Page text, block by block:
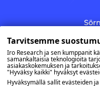
Tarvitsemme
Iro Research ja sen kumppanit
samankaltaisia teknologioita
asiakaskokemuksen ja
"Hyväksy kaikki" hyväksyt
Hyväksymällä sallit evästeiden